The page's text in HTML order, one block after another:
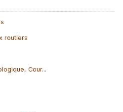
routiers
Cour...